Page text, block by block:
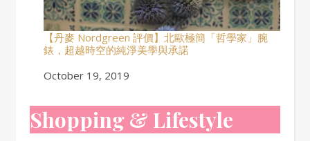
【丹麥 Nordgreen 評價】北歐極簡「哲學家」腕
錶，超越時空的純淨美學與承諾
Date
October 19, 2019
Shopping & Lifestyle